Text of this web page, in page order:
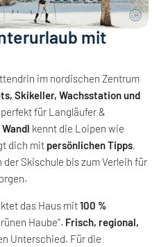
mit
im nordischen Zentrum
Skikeller, Wachsstation und
für Langläufer &
kennt die Loipen wie
dich mit persönlichen Tipps,
Skischule bis zum Verleih für
das Haus mit100 %
Haube“. Frisch, regional,
Unterschied. Für die